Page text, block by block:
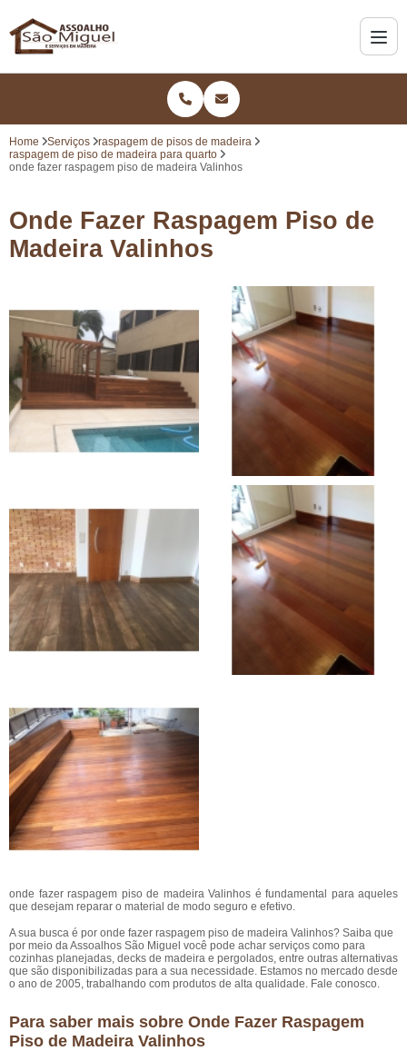
Home Serviços
raspagem de pisos de madeira
raspagem de piso de madeira para quarto
onde fazer raspagem piso de madeira Valinhos
Onde Fazer Raspagem Piso de
Madeira Valinhos
onde fazer raspagem piso de madeira Valinhos é fundamental para aqueles
que desejam reparar o material de modo seguro e efetivo.
A sua busca é por onde fazer raspagem piso de madeira Valinhos? Saiba que
por meio da Assoalhos São Miguel você pode achar serviços como para
cozinhas planejadas, decks de madeira e pergolados, entre outras alternativas
que são disponibilizadas para a sua necessidade. Estamos no mercado desde
o ano de 2005, trabalhando com produtos de alta qualidade. Fale conosco.
Para saber mais sobre Onde Fazer Raspagem
Piso de Madeira Valinhos